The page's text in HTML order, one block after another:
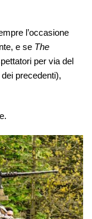
l’occasione
e se The
per via del
precedenti),